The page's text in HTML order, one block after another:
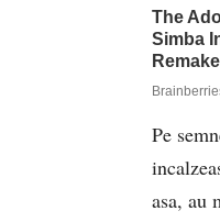
Pe
asa, au